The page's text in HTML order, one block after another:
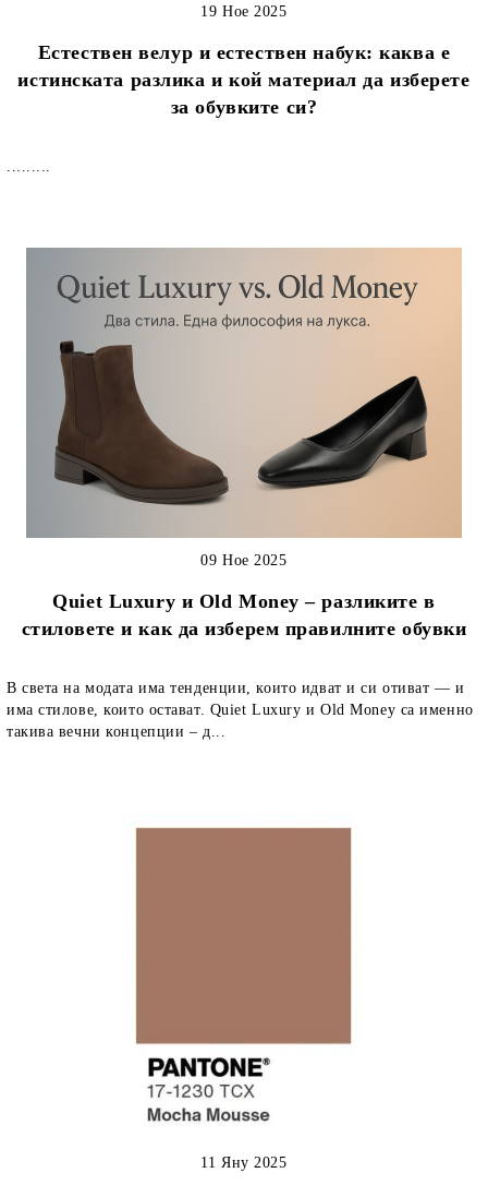
Естествен велур и естествен набук: каква е
истинската разлика и кой материал да изберете
за обувките си?
19 Ное 2025
Quiet Luxury и Old Money – разликите в
стиловете и как да изберем правилните обувки
09 Ное 2025
В света на модата има тенденции, които идват и си отиват — и
има стилове, които остават. Quiet Luxury и Old Money са именно
такива вечни концепции – д...
11 Яну 2025